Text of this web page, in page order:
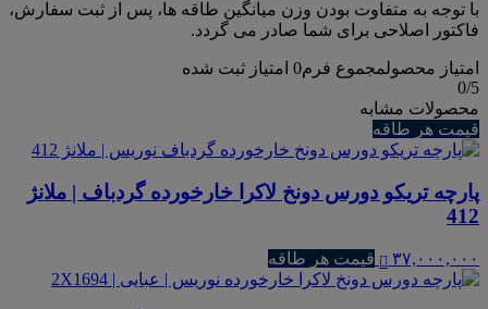
با توجه به متفاوت بودن وزن میانگین طاقه ها، پس از ثبت سفارش،
فاکتور اصلاحی برای شما صادر می گردد.
امتیاز محصولمجموع فرم0 امتیاز ثبت شده
0/5
محصولات مشابه
قیمت هر طاقه
پارچه تریکو دورس دونخ لاکرا خارخورده گردباف | ملانژ
412
۳۷,۰۰۰,۰۰۰ قیمت هر طاقه